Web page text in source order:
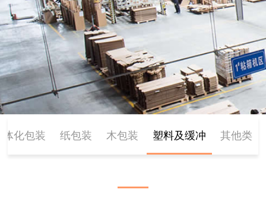
体化包装 纸包装 木包装 塑料及缓冲 其他类